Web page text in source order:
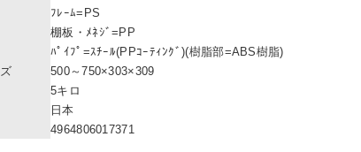
ﾌﾚｰﾑ=PS
棚板・ﾒﾈｼﾞ=PP
ﾊﾟｲﾌﾟ=ｽﾁｰﾙ(PPｺｰﾃｨﾝｸﾞ)(樹脂部=ABS樹脂)
500～750×303×309
5キロ
日本
4964806017371